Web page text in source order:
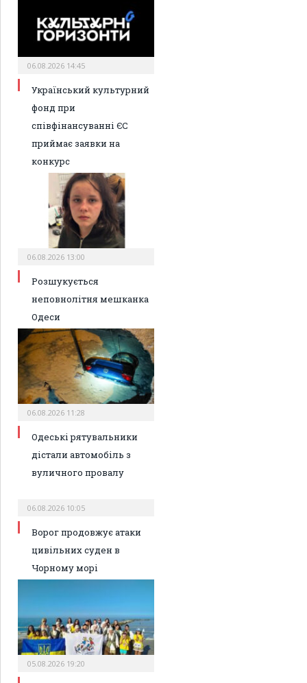
06.08.2026 14:45
Український культурний
фонд при
співфінансуванні ЄС
приймає заявки на
конкурс
06.08.2026 13:00
Розшукується
неповнолітня мешканка
Одеси
06.08.2026 11:28
Одеські рятувальники
дістали автомобіль з
вуличного провалу
06.08.2026 10:05
Ворог продовжує атаки
цивільних суден в
Чорному морі
05.08.2026 19:20